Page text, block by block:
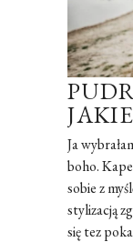
Ja
boho.
sobie z
stylizacją
się tez